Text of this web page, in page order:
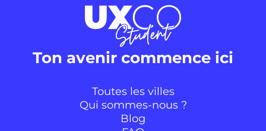
Ton avenir commence ici
Toutes les villes
Qui sommes-nous ?
Blog